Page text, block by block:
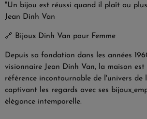
"Un bijou est réussi quand il plaît au
Jean Dinh Van
🔗 Bijoux Dinh Van pour Femme
Depuis sa fondation dans les années
visionnaire Jean Dinh Van, la maison est
référence incontournable de l'univers de
captivant les regards avec ses bijoux
élégance intemporelle.